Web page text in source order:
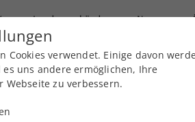
Landesverbände News
Über uns
Cookies verwendet. Einige davon
uns andere ermöglichen, Ihre
zu verbessern.